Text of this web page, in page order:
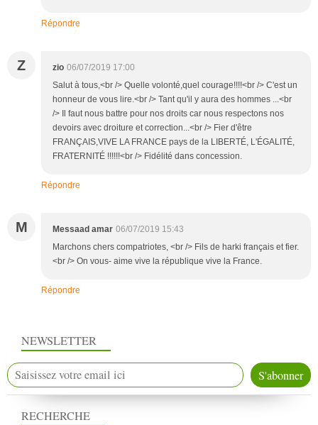
Répondre
Z zio 06/07/2019 17:00
Salut à tous,<br /> Quelle volonté,quel courage!!!!<br /> C'est un
honneur de vous lire.<br /> Tant qu'il y aura des hommes ...<br
/> Il faut nous battre pour nos droits car nous respectons nos
devoirs avec droiture et correction...<br /> Fier d'être
FRANÇAIS,VIVE LA FRANCE pays de la LIBERTÉ, L'ÉGALITÉ,
FRATERNITÉ !!!!!!<br /> Fidélité dans concession.
Répondre
M Messaad amar 06/07/2019 15:43
Marchons chers compatriotes, <br /> Fils de harki français et fier.
<br /> On vous- aime vive la république vive la France.
Répondre
NEWSLETTER
RECHERCHE